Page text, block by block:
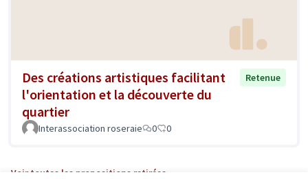
Des créations artistiques facilitant
l'orientation et la découverte du
quartier
Retenue
Interassociation roseraie 0 0
Voir toutes les propositions retirées